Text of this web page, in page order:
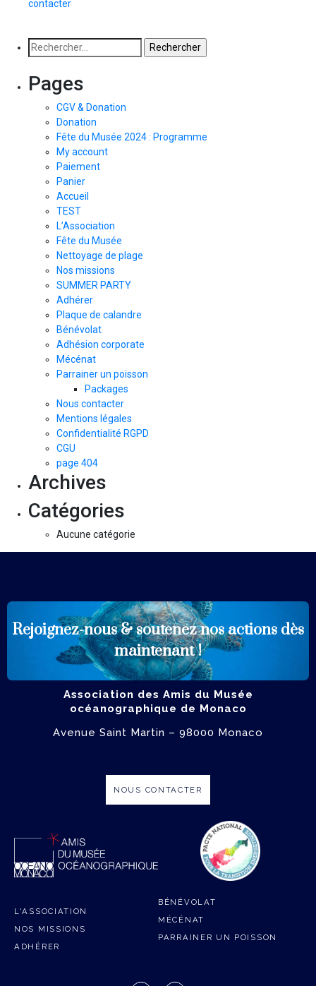
contacter
Pages
CGV & Donation
Donation
Fête du Musée 2024 : Programme
My account
Paiement
Panier
Accueil
TEST
L’Association
Fête du Musée
Nettoyage de plage
Nos missions
SUMMER PARTY
Adhérer
Plaque de calandre
Bénévolat
Adhésion corporate
Mécénat
Parrainer un poisson
Packages
Nous contacter
Mentions légales
Confidentialité RGPD
CGU
page 404
Archives
Catégories
Aucune catégorie
Rejoignez-nous & souteneznos actions dès
maintenant !
ADHÉRER
Association des Amis du Musée
océanographique de Monaco
Avenue Saint Martin – 98000 Monaco
NOUS CONTACTER
L'ASSOCIATION
NOS MISSIONS
ADHÉRER
BÉNÉVOLAT
MÉCÉNAT
PARRAINER UN POISSON